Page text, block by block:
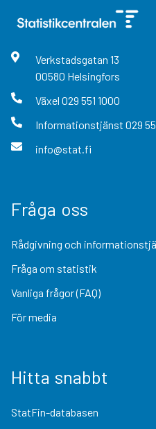
Verkstadsgatan 13
00580 Helsingfors
Växel 029 551 1000
Informationstjänst 029
info@stat.fi
Fråga oss
Rådgivning och
Fråga om statistik
Vanliga frågor (FAQ)
För media
Hitta snabbt
StatFin-databasen